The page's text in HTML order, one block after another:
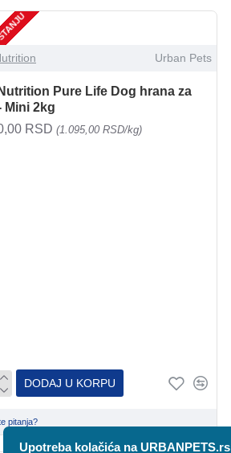
Urban Pets
Pure Life Dog hrana za
Mini 2kg
RSD (1.095,00 RSD/kg)
DODAJ U KORPU
pitanja?
Upotreba kolačića na URBANPETS.rs